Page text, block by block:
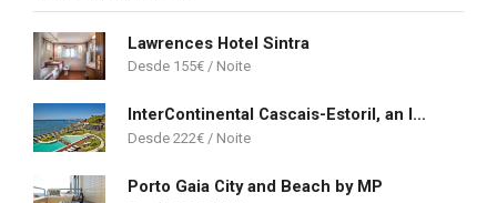
Lawrences Hotel Sintra
155€
InterContinental Cascais-Estoril, an IHG Hotel
222€
Porto Gaia City and Beach by MP